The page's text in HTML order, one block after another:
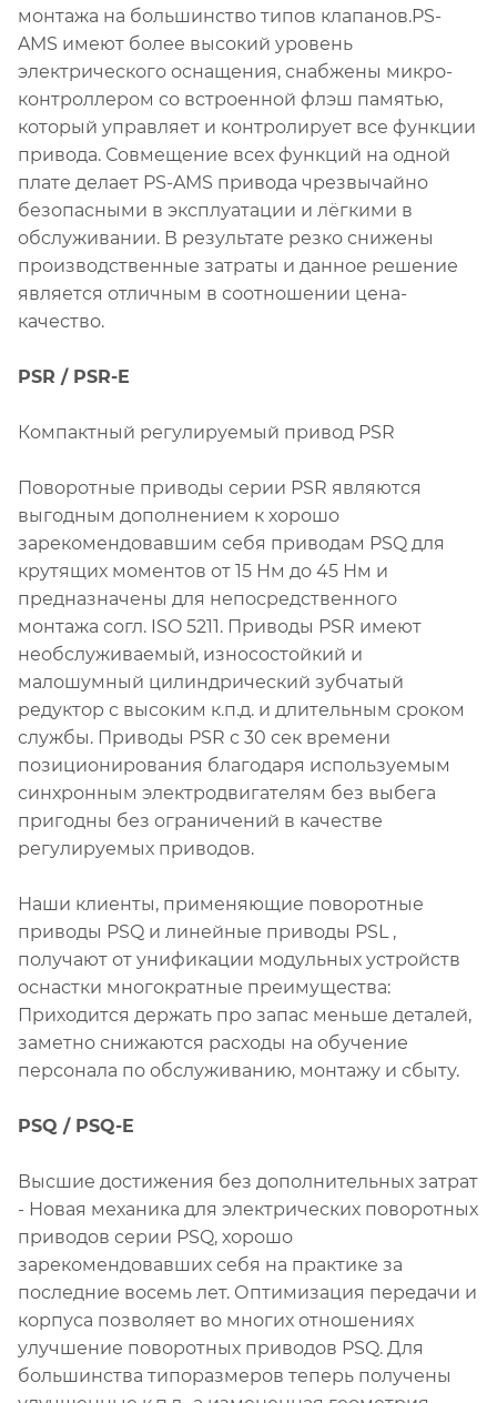
монтажа на большинство типов клапанов.PS-
AMS имеют более высокий уровень
электрического оснащения, снабжены микро-
контроллером со встроенной флэш памятью,
который управляет и контролирует все функции
привода. Совмещение всех функций на одной
плате делает PS-AMS привода чрезвычайно
безопасными в эксплуатации и лёгкими в
обслуживании. В результате резко снижены
производственные затраты и данное решение
является отличным в соотношении цена-
качество.
PSR / PSR-E
Компактный регулируемый привод PSR
Поворотные приводы серии PSR являются
выгодным дополнением к хорошо
зарекомендовавшим себя приводам PSQ для
крутящих моментов от 15 Нм до 45 Нм и
предназначены для непосредственного
монтажа согл. ISO 5211. Приводы PSR имеют
необслуживаемый, износостойкий и
малошумный цилиндрический зубчатый
редуктор с высоким к.п.д. и длительным сроком
службы. Приводы PSR с 30 сек времени
позиционирования благодаря используемым
синхронным электродвигателям без выбега
пригодны без ограничений в качестве
регулируемых приводов.
Наши клиенты, применяющие поворотные
приводы PSQ и линейные приводы PSL ,
получают от унификации модульных устройств
оснастки многократные преимущества:
Приходится держать про запас меньше деталей,
заметно снижаются расходы на обучение
персонала по обслуживанию, монтажу и сбыту.
PSQ / PSQ-E
Высшие достижения без дополнительных затрат
- Новая механика для электрических поворотных
приводов серии PSQ, хорошо
зарекомендовавших себя на практике за
последние восемь лет. Оптимизация передачи и
корпуса позволяет во многих отношениях
улучшение поворотных приводов PSQ. Для
большинства типоразмеров теперь получены